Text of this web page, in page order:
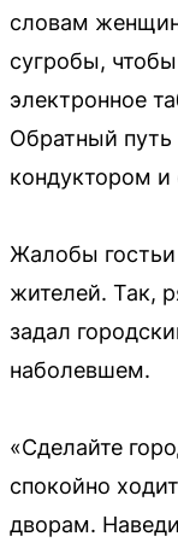
словам
сугробы,
электронное
Обратный
кондуктором и
Жалобы
жителей. Так,
задал
наболевшем.
«Сделайте
спокойно
дворам.